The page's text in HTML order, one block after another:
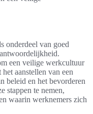
onderdeel van goed
een veilige werkcultuur
aanstellen van een
beleid en het bevorderen
stappen te nemen,
waarin werknemers zich